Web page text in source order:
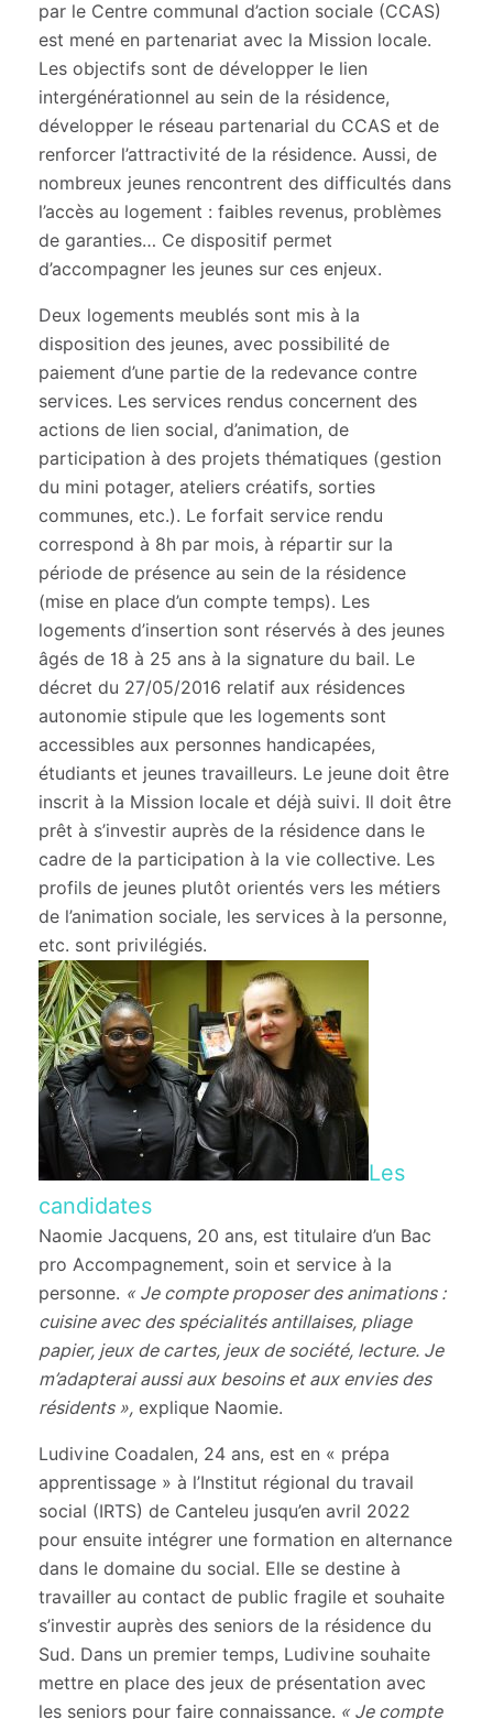
par le Centre communal d’action sociale (CCAS)
est mené en partenariat avec la Mission locale.
Les objectifs sont de développer le lien
intergénérationnel au sein de la résidence,
développer le réseau partenarial du CCAS et de
renforcer l’attractivité de la résidence. Aussi, de
nombreux jeunes rencontrent des difficultés dans
l’accès au logement : faibles revenus, problèmes
de garanties… Ce dispositif permet
d’accompagner les jeunes sur ces enjeux.
Deux logements meublés sont mis à la
disposition des jeunes, avec possibilité de
paiement d’une partie de la redevance contre
services. Les services rendus concernent des
actions de lien social, d’animation, de
participation à des projets thématiques (gestion
du mini potager, ateliers créatifs, sorties
communes, etc.). Le forfait service rendu
correspond à 8h par mois, à répartir sur la
période de présence au sein de la résidence
(mise en place d’un compte temps). Les
logements d’insertion sont réservés à des jeunes
âgés de 18 à 25 ans à la signature du bail. Le
décret du 27/05/2016 relatif aux résidences
autonomie stipule que les logements sont
accessibles aux personnes handicapées,
étudiants et jeunes travailleurs. Le jeune doit être
inscrit à la Mission locale et déjà suivi. Il doit être
prêt à s’investir auprès de la résidence dans le
cadre de la participation à la vie collective. Les
profils de jeunes plutôt orientés vers les métiers
de l’animation sociale, les services à la personne,
etc. sont privilégiés.
Les
candidates
Naomie Jacquens, 20 ans, est titulaire d’un Bac
pro Accompagnement, soin et service à la
personne. « Jecompte proposer des animations :
cuisine avec des spécialités antillaises, pliage
papier, jeux de cartes, jeux de société, lecture. Je
m’adapterai aussi aux besoins et aux envies des
résidents », explique Naomie.
Ludivine Coadalen, 24 ans,est en « prépa
apprentissage » à l’Institut régional du travail
social (IRTS) de Canteleu jusqu’en avril 2022
pour ensuite intégrer une formation en alternance
dans le domaine du social. Elle se destine à
travailler au contact de public fragile et souhaite
s’investir auprès des seniors de la résidence du
Sud. Dans un premier temps, Ludivine souhaite
mettre en place des jeux de présentation avec
les seniors pour faire connaissance. « Jecompte